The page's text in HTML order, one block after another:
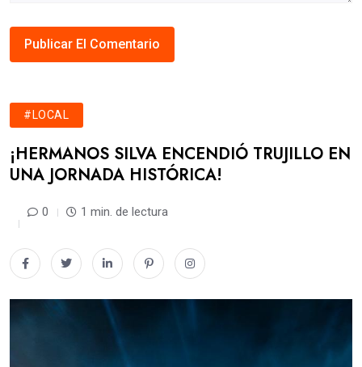
#LOCAL
​¡HERMANOS SILVA ENCENDIÓ TRUJILLO EN
UNA JORNADA HISTÓRICA!
0 1 min. de lectura